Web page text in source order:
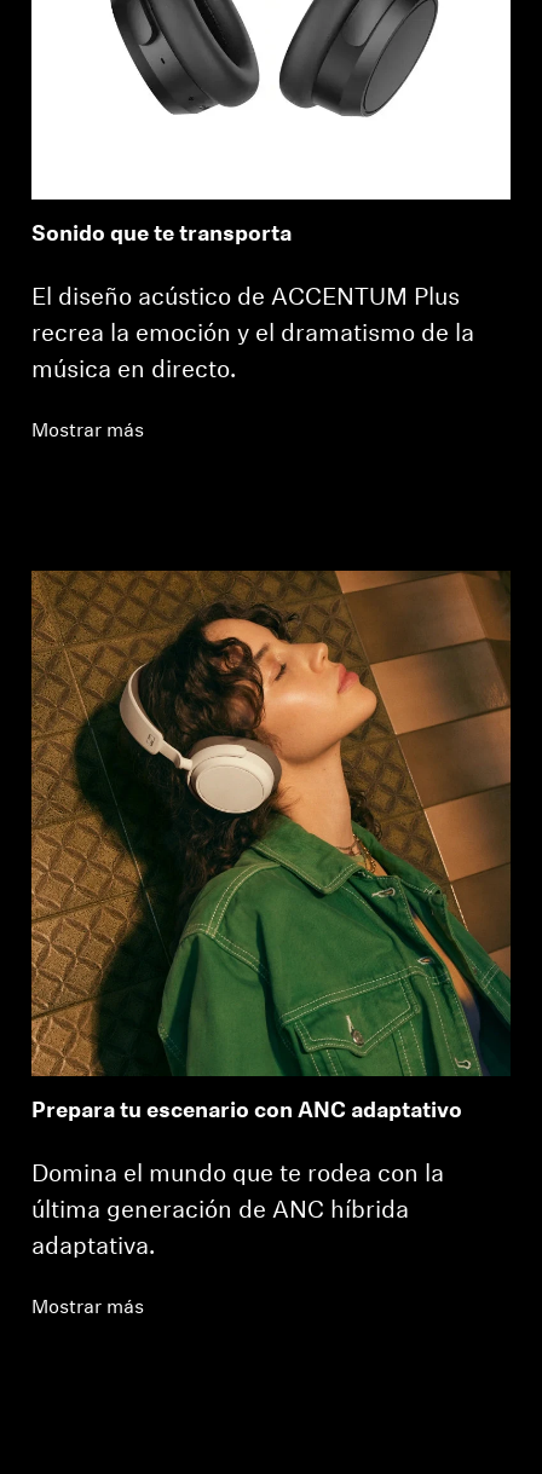
Sonido que te transporta
El diseño acústico de ACCENTUM Plus
recrea la emoción y el dramatismo de la
música en directo.
Mostrar más
Prepara tu escenario con ANC adaptativo
Domina el mundo que te rodea con la
última generación de ANC híbrida
adaptativa.
Mostrar más